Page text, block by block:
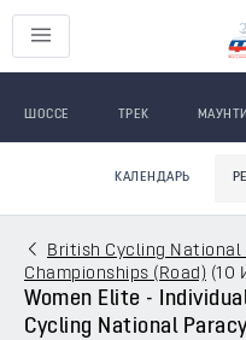
ШОССЕ ТРЕК
КАЛЕНДАРЬ
British Cycling
Championships (Road) (10
Women Elite -
Cycling National